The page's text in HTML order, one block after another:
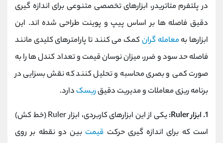
در پلتفرم متاتریدر، ابزارهای تخصصی متنوعی برای اندازه‌ گیری
دقیق فاصله‌ ها بر اساس پیپ و پوینت طراحی شده ‌اند. این
ابزارها بهمعامله‌ گرانکمک می‌ کنند تا پارامترهای کلیدی مانند
فاصله‌ حد سود و ضرر، میزان نوسان قیمت و تعداد کندل ‌ها را به
‌صورت کمی و بصری محاسبه و تحلیل کنند که نقش بسزایی در
برنامه‌ ریزی معاملات و مدیریت دقیقریسک دارد.
1. ابزار Ruler:
یکی از این ابزارهای کاربردی، ابزار Ruler (خط‌ کش)
است که برای اندازه‌ گیری حرکت قیمت بین دو نقطه بر روی